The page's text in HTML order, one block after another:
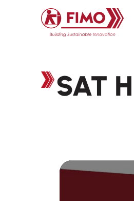
Retour à l'accueil
SAT